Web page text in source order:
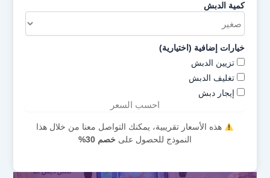
كمية الدبش
خيارات إضافية (اختيارية)
تزيين الدبش
تغليف الدبش
إيجار دبش
احسب السعر
هذه الأسعار تقريبية، يمكنك التواصل معنا من خلال هذا
النموذج للحصول على خصم 30%